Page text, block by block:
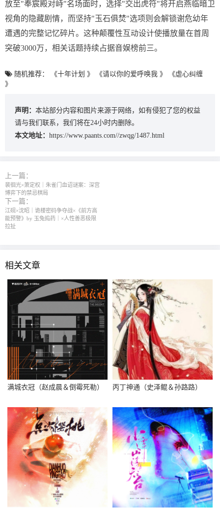
放至"奉宸殿对峙"名场面时，选择"交出虎符"将开启燕临暗卫
视角的隐藏剧情，而坚持"玉石俱焚"选项则会解锁谢危幼年
遭遇的完整记忆碎片。这种颠覆性互动设计使播放量在首周
突破3000万，相关话题持续占据音娱榜前三。
随机推荐： 《十年计划 》 《请以你的爱呼唤我 》
《虐心纠缠
》
声明： 本站部分内容和图片来源于网络，如有侵犯了您的权益
请与我们联系，我们将在24小时内删除。
本文地址： https://www.paants.com//zwqg/1487.html
上一篇：
裴徊光×萧定权｜朱雀门血诏谜案：深宫
博弈下的禁忌棋局
下一篇：
江砚×沈昭｜诡楼密码争夺战×《前方高
能预警》by 玉兔捣药｜×人性善恶极限
拉扯
相关文章
满城衣冠（赵成晨＆倒霉死勒） 丙丁神通（史泽鲲＆孙路路）